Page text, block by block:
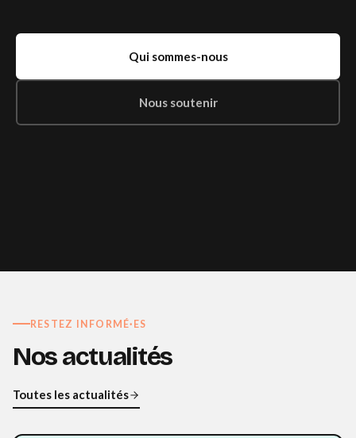
Qui sommes-nous
Nous soutenir
RESTEZ INFORMÉ·ES
Nosactualités
Toutes les actualités